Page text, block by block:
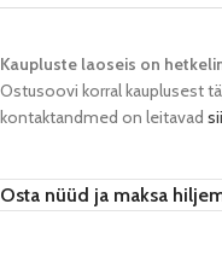
Kaupluste laoseis on
Ostusoovi korral kauplusest
kontaktandmed on leitavad
Osta nüüd ja maksa